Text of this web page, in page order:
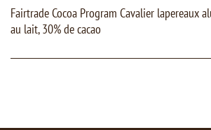
Fairtrade Cocoa Program Cavalier lapereaux
au lait, 30% de cacao